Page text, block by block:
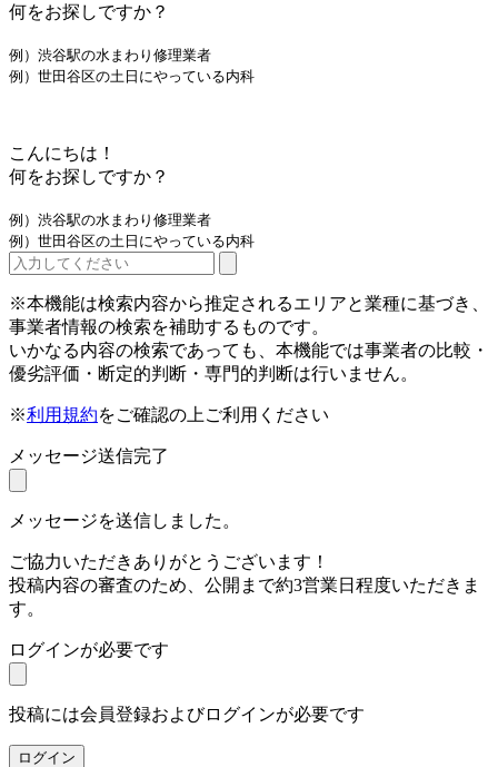
何をお探しですか？
例）渋谷駅の水まわり修理業者
例）世田谷区の土日にやっている内科
こんにちは！
何をお探しですか？
例）渋谷駅の水まわり修理業者
例）世田谷区の土日にやっている内科
※本機能は検索内容から推定されるエリアと業種に基づき、
事業者情報の検索を補助するものです。
いかなる内容の検索であっても、本機能では事業者の比較・
優劣評価・断定的判断・専門的判断は行いません。
※利用規約をご確認の上ご利用ください
メッセージ送信完了
メッセージを送信しました。
ご協力いただきありがとうございます！
投稿内容の審査のため、公開まで約3営業日程度いただきま
す。
ログインが必要です
投稿には会員登録およびログインが必要です
ログイン